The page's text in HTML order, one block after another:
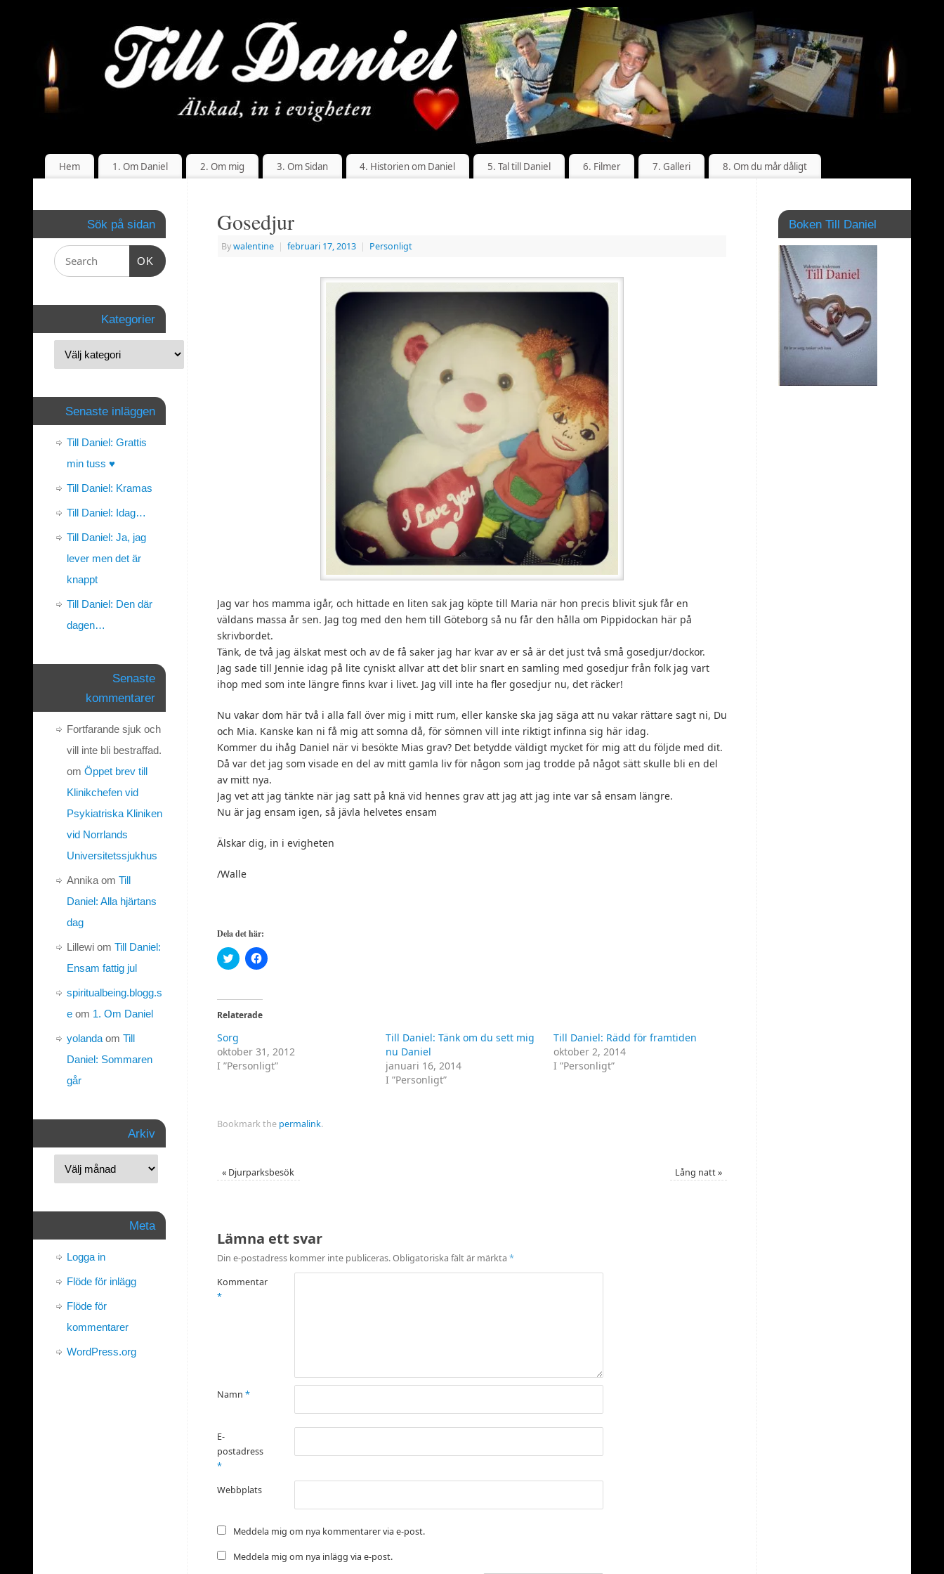
Hem 1. Om Daniel 2. Om mig 3. Om Sidan 4. Historien om Daniel 5. Tal till Daniel 6. Filmer 7. Galleri 8. Om du mår dåligt
Gosedjur
Bywalentine | februari 17, 2013 | Personligt
Jag var hos mamma igår, och hittade en liten sak jag köpte till Maria när hon precis blivit sjuk får en
väldans massa år sen. Jag tog med den hem till Göteborg så nu får den hålla om Pippidockan här på
skrivbordet.
Tänk, de två jag älskat mest och av de få saker jag har kvar av er så är det just två små gosedjur/dockor.
Jag sade till Jennie idag på lite cyniskt allvar att det blir snart en samling med gosedjur från folk jag vart
ihop med som inte längre finns kvar i livet. Jag vill inte ha fler gosedjur nu, det räcker!
Nu vakar dom här två i alla fall över mig i mitt rum, eller kanske ska jag säga att nu vakar rättare sagt ni, Du
och Mia. Kanske kan ni få mig att somna då, för sömnen vill inte riktigt infinna sig här idag.
Kommer du ihåg Daniel när vi besökte Mias grav? Det betydde väldigt mycket för mig att du följde med dit.
Då var det jag som visade en del av mitt gamla liv för någon som jag trodde på något sätt skulle bli en del
av mitt nya.
Jag vet att jag tänkte när jag satt på knä vid hennes grav att jag att jag inte var så ensam längre.
Nu är jag ensam igen, så jävla helvetes ensam
Älskar dig, in i evigheten
/Walle
Dela det här:
Klicka
för
Twitter
(Öppnas
i
nytt
fönster)
Klicka
för
fönster)
Relaterade
Sorg
oktober 31, 2012
I ”Personligt”
Till Daniel: Tänk om du sett mig
nu Daniel
januari 16, 2014
I ”Personligt”
Till Daniel: Rädd för framtiden
oktober 2, 2014
I ”Personligt”
Bookmark the permalink.
« Djurparksbesök Lång natt»
Lämna ett svar
Din e-postadress kommer inte publiceras.Obligatoriska fält är märkta *
Kommentar
*
Namn *
E-
postadress
*
Webbplats
Meddela mig om nya kommentarer via e-post.
Meddela mig om nya inlägg via e-post.
Sök på sidan
OK
Kategorier
Senaste inläggen
Till Daniel: Grattis
min tuss ♥
Till Daniel: Kramas
Till Daniel: Idag…
Till Daniel: Ja, jag
lever men det är
knappt
Till Daniel: Den där
dagen…
Senaste
kommentarer
Fortfarande sjuk och
vill inte bli bestraffad.
om Öppet brev till
Klinikchefen vid
Psykiatriska Kliniken
vid Norrlands
Universitetssjukhus
Annika om Till
Daniel: Alla hjärtans
dag
Lillewi om Till Daniel:
Ensam fattig jul
spiritualbeing.blogg.s
e om 1. Om Daniel
yolanda om Till
Daniel: Sommaren
går
Arkiv
Meta
Logga in
Flöde för inlägg
Flöde för
kommentarer
WordPress.org
Boken Till Daniel